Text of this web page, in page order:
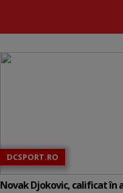
DCSPORT.RO
Novak Djokovic, calificat în